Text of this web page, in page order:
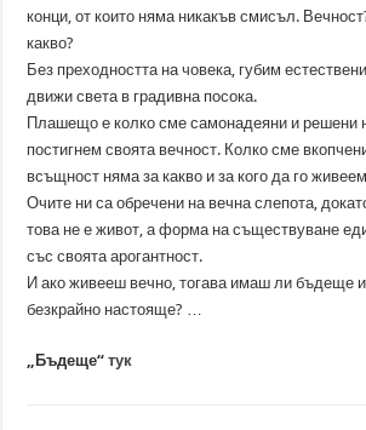
конци, от които няма никакъв смисъл.
какво?
Без преходността на човека, губим
движи света в градивна посока.
Плашещо е колко сме самонадеяни и решени
постигнем своята вечност. Колко сме
всъщност няма за какво и за кого да го
Очите ни са обречени на вечна слепота,
това не е живот, а форма на съществуване
със своята арогантност.
И ако живееш вечно, тогава имаш ли бъдеще
безкрайно настояще? …
„Бъдеще“тук